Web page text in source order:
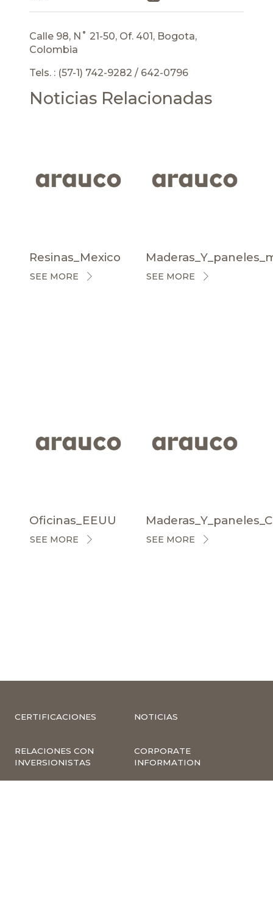
Calle 98, N˚ 21-50, Of. 401, Bogota,
Colombia
Tels. : (57-1) 742-9282 / 642-0796
Noticias Relacionadas
Resinas_Mexico
SEE MORE SEE MORE
Oficinas_EEUU
SEE MORE SEE MORE
CERTIFICACIONES NOTICIAS
RELACIONES CON
INVERSIONISTAS
CORPORATE
INFORMATION